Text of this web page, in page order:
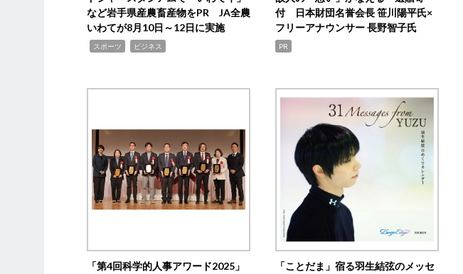
など岩手県産農畜産物をPR JA全農
いわてが8月10日～12日に実施
スポーツ ビジネス
付 日本財団名誉会長 笹川陽平氏×
フリーアナウンサー 長野智子氏
PR
「第4回科学的人事アワード2025」 「ことだま」宿る羽生結弦のメッセ